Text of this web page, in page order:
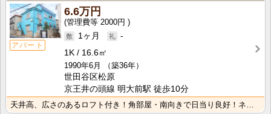
アパート
6.6万円
2000円
1ヶ月
-
1K
16.6㎡
1990年6月
（築36年）
世田谷区松原
京王井の頭線 明大前駅 徒歩10分